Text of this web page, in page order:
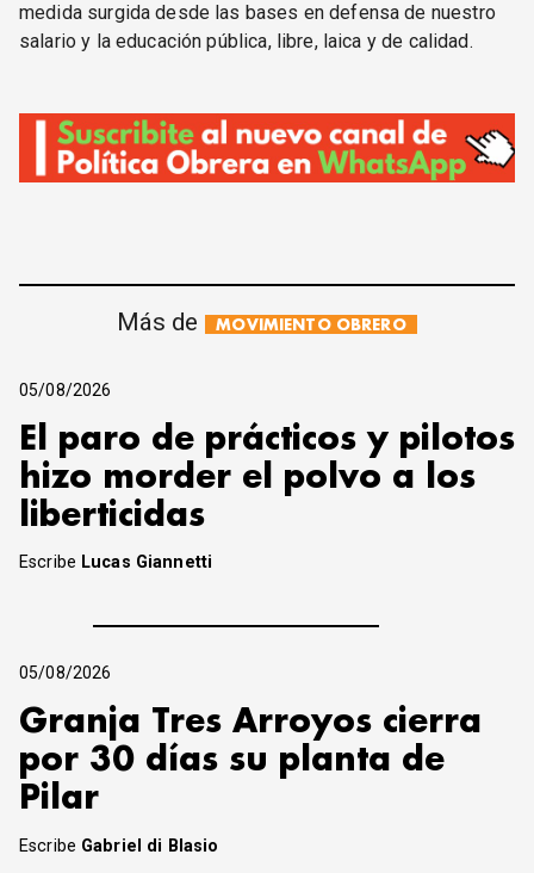
medida surgida desde las bases en defensa de nuestro
salario y la educación pública, libre, laica y de calidad.
Más de MOVIMIENTO OBRERO
05/08/2026
El paro de prácticos y pilotos
hizo morder el polvo a los
liberticidas
Escribe Lucas Giannetti
05/08/2026
Granja Tres Arroyos cierra
por 30 días su planta de
Pilar
Escribe Gabriel di Blasio